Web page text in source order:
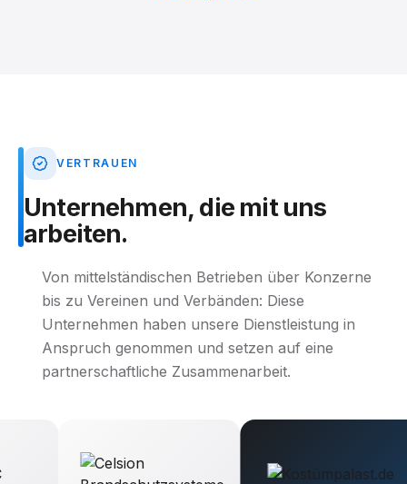
VERTRAUEN
Unternehmen, die mit uns
arbeiten.
Von mittelständischen Betrieben über Konzerne
bis zu Vereinen und Verbänden: Diese
Unternehmen haben unsere Dienstleistung in
Anspruch genommen und setzen auf eine
partnerschaftliche Zusammenarbeit.